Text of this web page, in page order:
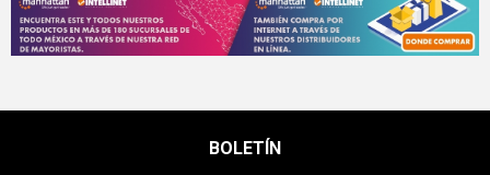
BOLETÍN